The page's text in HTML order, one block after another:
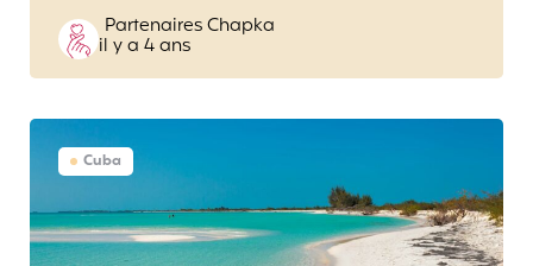
Posted
by
Partenaires Chapka
il y a 4 ans
Cuba